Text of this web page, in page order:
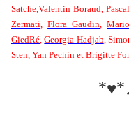
Satche,Valentin Boraud,
Zermati,Flora Gaudin,
GiedRé,Georgia Hadjab,
Sten, Yan Pechin et Brigitte
*♥*